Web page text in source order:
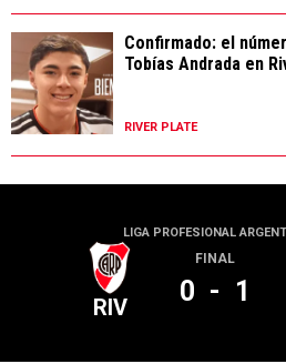
Confirmado: el
Tobías Andrada en
RIVER PLATE
LIGA PROFESIONAL
RIV
FINAL
0 - 1